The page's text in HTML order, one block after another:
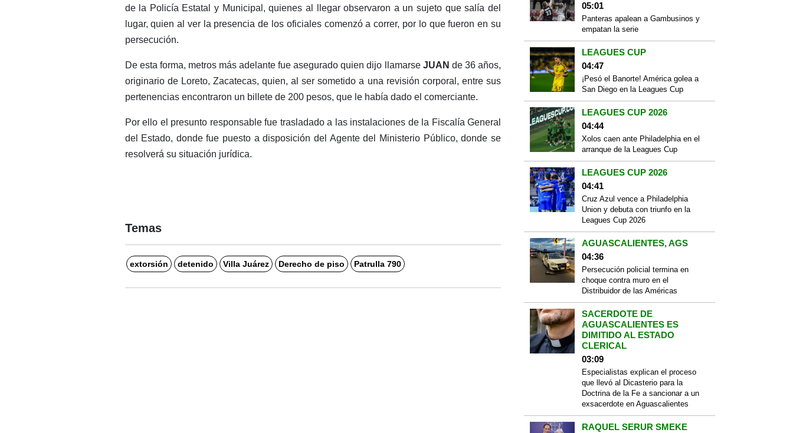
de la Policía Estatal y Municipal, quienes al llegar observaron a un sujeto que salía del
lugar, quien al ver la presencia de los oficiales comenzó a correr, por lo que fueron en su
persecución.
De esta forma, metros más adelante fue asegurado quien dijo llamarse JUAN de 36 años,
originario de Loreto, Zacatecas, quien, al ser sometido a una revisión corporal, entre sus
pertenencias encontraron un billete de 200 pesos, que le había dado el comerciante.
Por ello el presunto responsable fue trasladado a las instalaciones de la Fiscalía General
del Estado, donde fue puesto a disposición del Agente del Ministerio Público, donde se
resolverá su situación jurídica.
Temas
extorsión detenido Villa Juárez Derecho de piso Patrulla 790
05:01
Panteras apalean a Gambusinos y
empatan la serie
LEAGUES CUP
04:47
¡Pesó el Banorte! América golea a
San Diego en la Leagues Cup
LEAGUES CUP 2026
04:44
Xolos caen ante Philadelphia en el
arranque de la Leagues Cup
LEAGUES CUP 2026
04:41
Cruz Azul vence a Philadelphia
Union y debuta con triunfo en la
Leagues Cup 2026
AGUASCALIENTES, AGS
04:36
Persecución policial termina en
choque contra muro en el
Distribuidor de las Américas
SACERDOTE DE
AGUASCALIENTES ES
DIMITIDO AL ESTADO
CLERICAL
03:09
Especialistas explican el proceso
que llevó al Dicasterio para la
Doctrina de la Fe a sancionar a un
exsacerdote en Aguascalientes
RAQUEL SERUR SMEKE